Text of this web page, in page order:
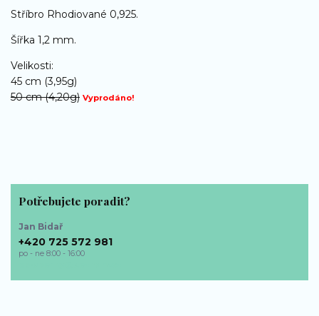
Stříbro Rhodiované 0,925.
Šířka 1,2 mm.
Velikosti:
45 cm (3,95g)
50 cm (4,20g) Vyprodáno!
Potřebujete poradit?
Jan Bidař
+420 725 572 981
po - ne 8:00 - 16:00